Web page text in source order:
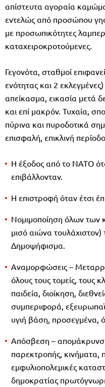
απίστευτα αγοραία
εντελώς από προσώπου
με προσωπικότητες
καταχειροκροτούμενες.
Γεγονότα, σταθμοί
ενότητας και 2
απείκασμα, εικασία μετά
και επί μακρόν. Τυχαία,
πύρινα και πυροδοτικά
επισφαλή, επικλινή
Η έξοδος από το ΝΑΤΟ
επιβάλλονταν.
Η επιστροφή όταν έτσι
Νομιμοποίηση όλων των
μισό αιώνα τουλάχιστον)
Δημοψήφισμα.
Αναμορφώσεις –
όλους τους τομείς, τους
παιδεία, διοίκηση,
συμπεριφορά,
υγιή βάση, προσεγμένα,
Απόσβεση –
παρεκτροπής, κινήματα,
εμφυλιοπολεμικές
δημοκρατίας